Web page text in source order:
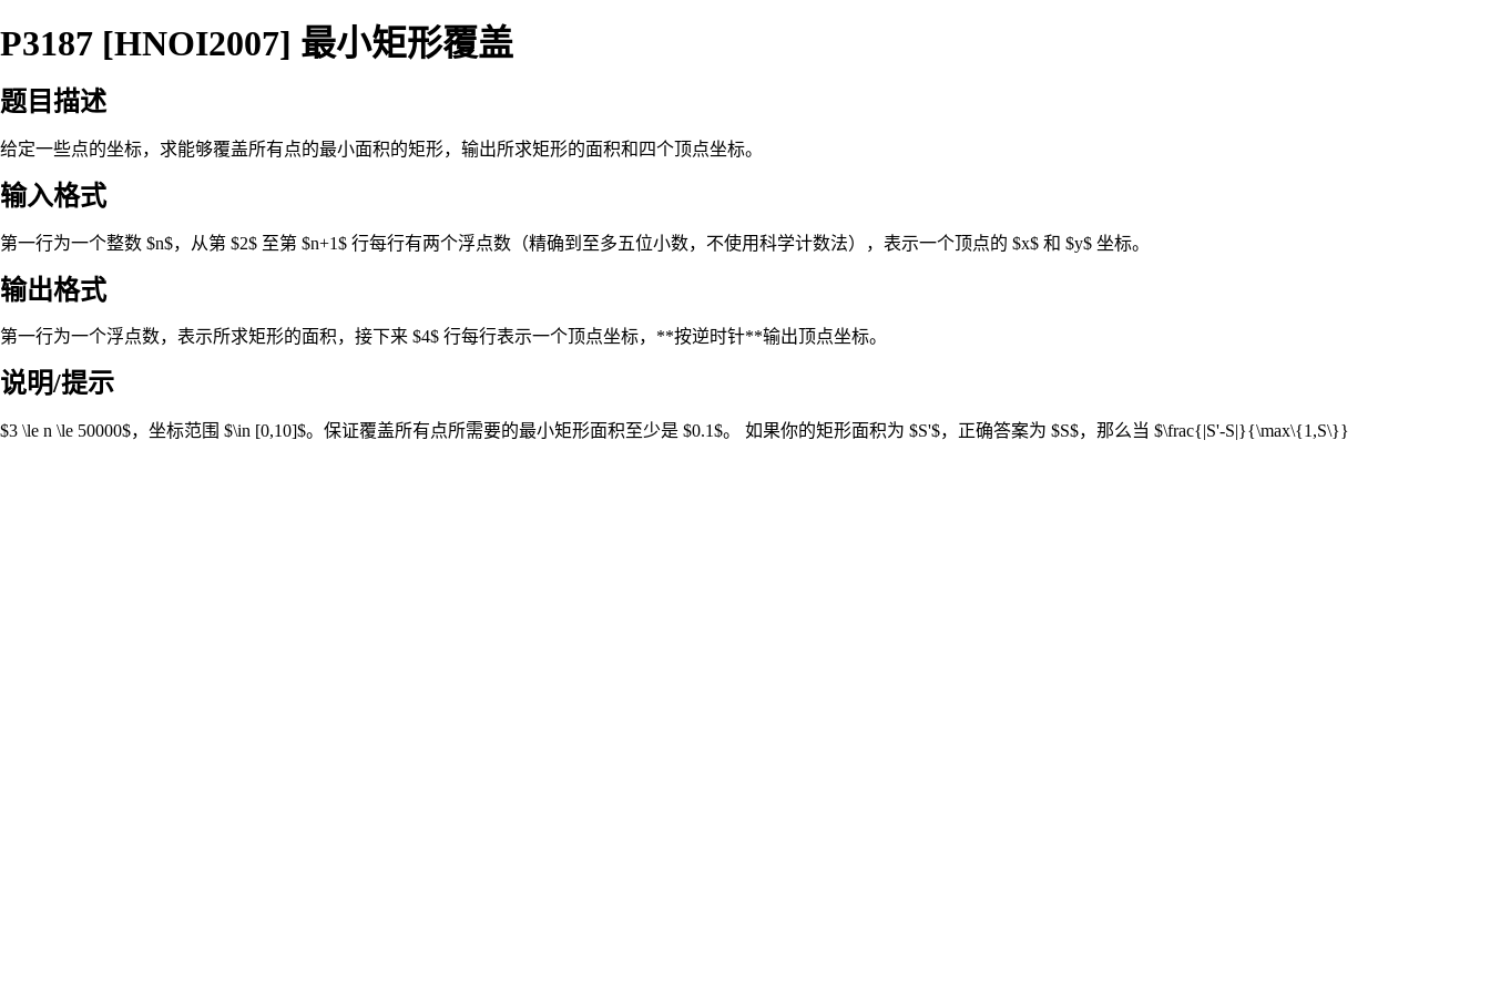
P3187 [HNOI2007] 最小矩形覆盖
题目描述
给定一些点的坐标，求能够覆盖所有点的最小面积的矩形，输出所求矩形的面积和四个顶点坐标。
输入格式
第一行为一个整数 $n$，从第 $2$ 至第 $n+1$ 行每行有两个浮点数（精确到至多五位小数，不使用科学计数法），表示一个顶点的 $x$ 和 $y$ 坐标。
输出格式
第一行为一个浮点数，表示所求矩形的面积，接下来 $4$ 行每行表示一个顶点坐标，**按逆时针**输出顶点坐标。
说明/提示
$3 \le n \le 50000$，坐标范围 $\in [0,10]$。保证覆盖所有点所需要的最小矩形面积至少是 $0.1$。 如果你的矩形面积为 $S'$，正确答案为 $S$，那么当 $\frac{|S'-S|}{\max\{1,S\}}